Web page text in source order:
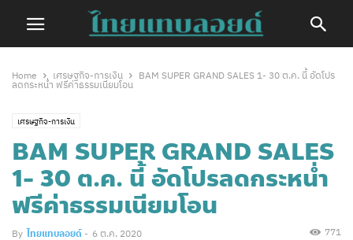
Home เศรษฐกิจ-การเงิน
BAM SUPER GRAND SALES 1- 30 ต.ค. นี้ อัดโปร
ลดกระหน่ำ ฟรีค่าธรรมเนียมโอน
เศรษฐกิจ-การเงิน
BAM SUPER GRAND SALES
1- 30 ต.ค. นี้ อัดโปรลดกระหน่ำ
ฟรีค่าธรรมเนียมโอน
By ไทยแทบลอยด์ - 6 ต.ค. 2020 771